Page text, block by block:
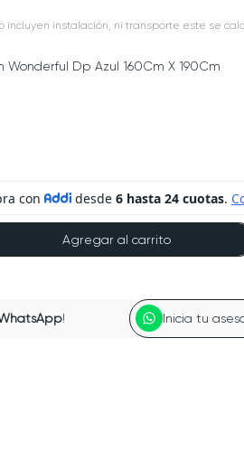
incluyen instalación, ni transporte este se
Dp Azul 160Cm X 190Cm
Agregar al carrito
! Inicia tu